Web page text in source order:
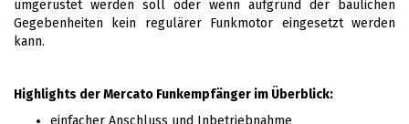
umgerüstet werden soll oder wenn aufgrund der baulichen
Gegebenheiten kein regulärer Funkmotor eingesetzt werden
kann.
Highlights der Mercato Funkempfänger im Überblick: